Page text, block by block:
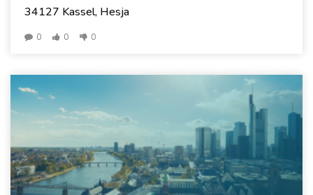
34127 Kassel, Hesja
0 0 0